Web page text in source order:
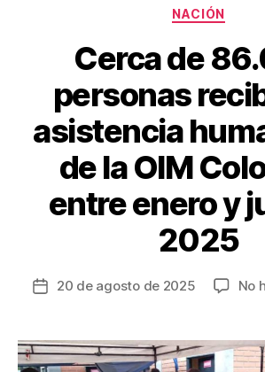
NACIÓN
Cerca de
personas
asistencia
de la OIM
entre enero y
2025
Fecha
entrada
20 de agosto de 2025 No